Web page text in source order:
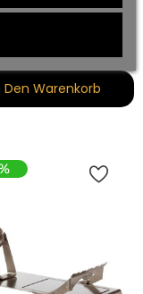
Den Warenkorb